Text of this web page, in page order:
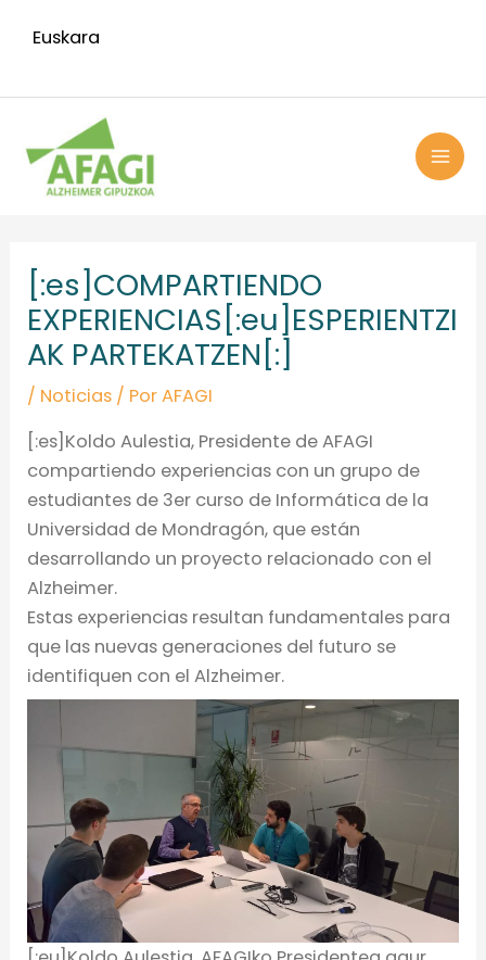
Euskara
[:es]COMPARTIENDO
EXPERIENCIAS[:eu]ESPERIENTZI
AK PARTEKATZEN[:]
/ Noticias / PorAFAGI
[:es]Koldo Aulestia, Presidente de AFAGI
compartiendo experiencias con un grupo de
estudiantes de 3er curso de Informática de la
Universidad de Mondragón, que están
desarrollando un proyecto relacionado con el
Alzheimer.
Estas experiencias resultan fundamentales para
que las nuevas generaciones del futuro se
identifiquen con el Alzheimer.
entradas